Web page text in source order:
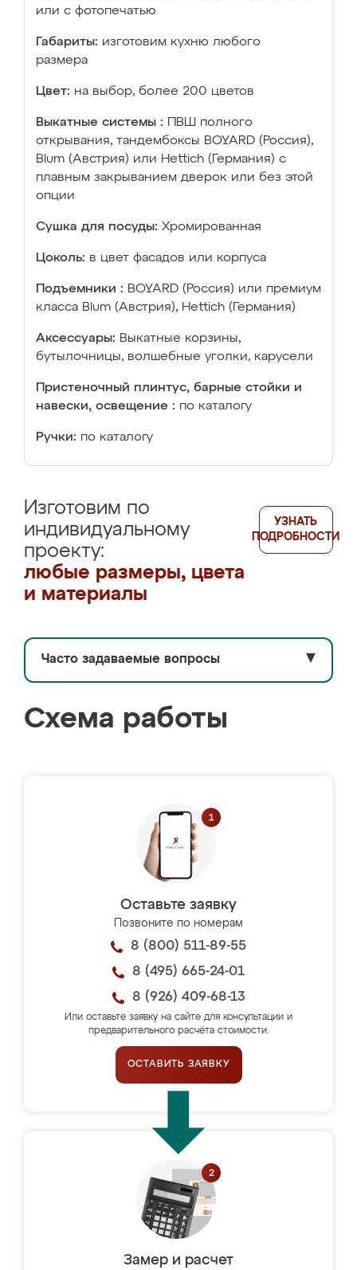
или с фотопечатью
Габариты: изготовим кухню любого
размера
Цвет: на выбор, более 200 цветов
Выкатные системы :
ПВШ полного
открывания, тандембоксы BOYARD (Россия),
Blum (Австрия) или Hettich (Германия) с
плавным закрыванием дверок или без этой
опции
Сушка для посуды: Хромированная
Цоколь: в цвет фасадов или корпуса
Подъемники : BOYARD (Россия) или премиум
класса Blum (Австрия), Hettich (Германия)
Аксессуары: Выкатные корзины,
бутылочницы, волшебные уголки, карусели
Пристеночный плинтус, барные стойки и
навески, освещение : по каталогу
Ручки: по каталогу
Изготовим по
индивидуальному
проекту:
любые размеры, цвета
и материалы
УЗНАТЬ
ПОДРОБНОСТИ
Часто задаваемые вопросы ▼
Схема работы
Оставьте заявку
Позвоните по номерам
8 (800) 511-89-55
8 (495) 665-24-01
8 (926) 409-68-13
Или оставьте заявку на сайте для консультации и
предварительного расчёта стоимости.
ОСТАВИТЬ ЗАЯВКУ
Замер и расчет